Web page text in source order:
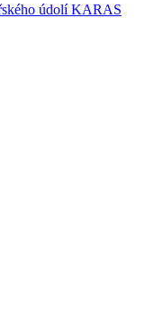
údolí KARAS